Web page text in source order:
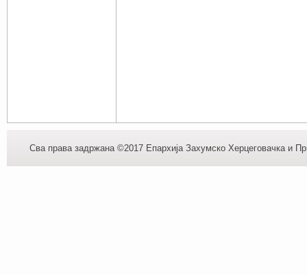
Сва права задржана ©2017 Епархија Захумско Херцеговачка и